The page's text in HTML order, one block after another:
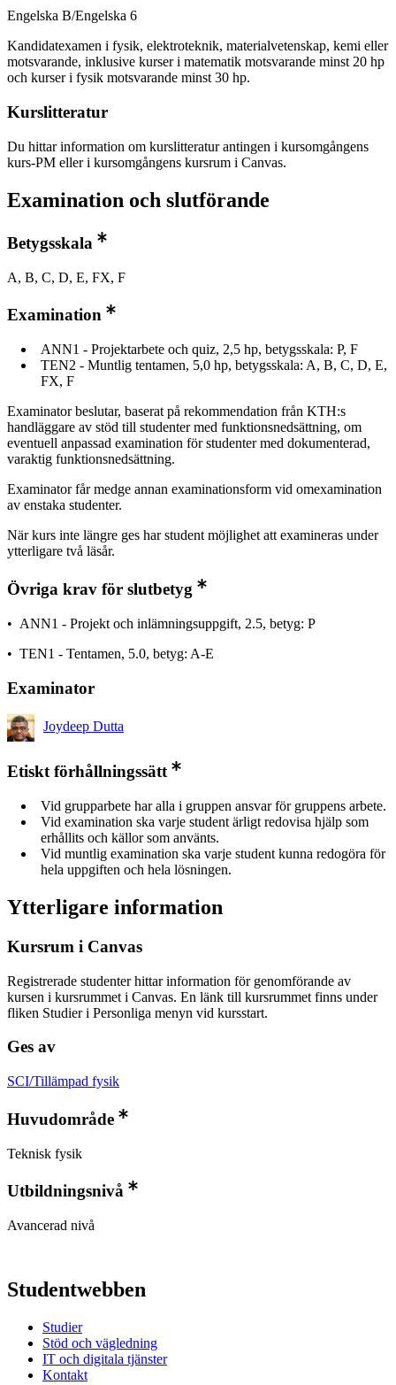
Engelska B/Engelska 6
Kandidatexamen i fysik, elektroteknik, materialvetenskap, kemi eller
motsvarande, inklusive kurser i matematik motsvarande minst 20 hp
och kurser i fysik motsvarande minst 30 hp.
Kurslitteratur
Du hittar information om kurslitteratur antingen i kursomgångens
kurs-PM eller i kursomgångens kursrum i Canvas.
Examination och slutförande
Betygsskala
A, B, C, D, E, FX, F
Examination
ANN1 - Projektarbete och quiz, 2,5 hp, betygsskala: P, F
TEN2 - Muntlig tentamen, 5,0 hp, betygsskala: A, B, C, D, E,
FX, F
Examinator beslutar, baserat på rekommendation från KTH:s
handläggare av stöd till studenter med funktionsnedsättning, om
eventuell anpassad examination för studenter med dokumenterad,
varaktig funktionsnedsättning.
Examinator får medge annan examinationsform vid omexamination
av enstaka studenter.
När kurs inte längre ges har student möjlighet att examineras under
ytterligare två läsår.
Övriga krav för slutbetyg
• ANN1 - Projekt och inlämningsuppgift, 2.5, betyg: P
• TEN1 - Tentamen, 5.0, betyg: A-E
Examinator
Joydeep Dutta
Etiskt förhållningssätt
Vid grupparbete har alla i gruppen ansvar för gruppens arbete.
Vid examination ska varje student ärligt redovisa hjälp som
erhållits och källor som använts.
Vid muntlig examination ska varje student kunna redogöra för
hela uppgiften och hela lösningen.
Ytterligare information
Kursrum i Canvas
Registrerade studenter hittar information för genomförande av
kursen i kursrummet i Canvas. En länk till kursrummet finns under
fliken Studier i Personliga menyn vid kursstart.
Ges av
SCI/Tillämpad fysik
Huvudområde
Teknisk fysik
Utbildningsnivå
Avancerad nivå
Studentwebben
Studier
Stöd och vägledning
IT och digitala tjänster
Kontakt